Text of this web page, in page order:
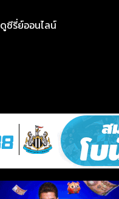
ดูซีรี่ย์ออนไลน์